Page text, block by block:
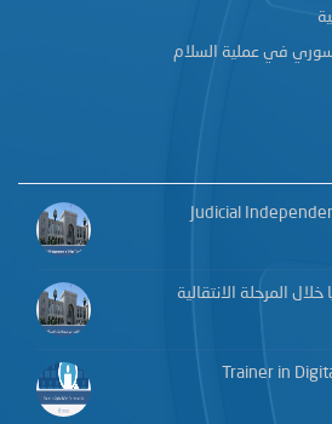
في عملية السلام
Judicial
المرحلة الانتقالية
Trainer in